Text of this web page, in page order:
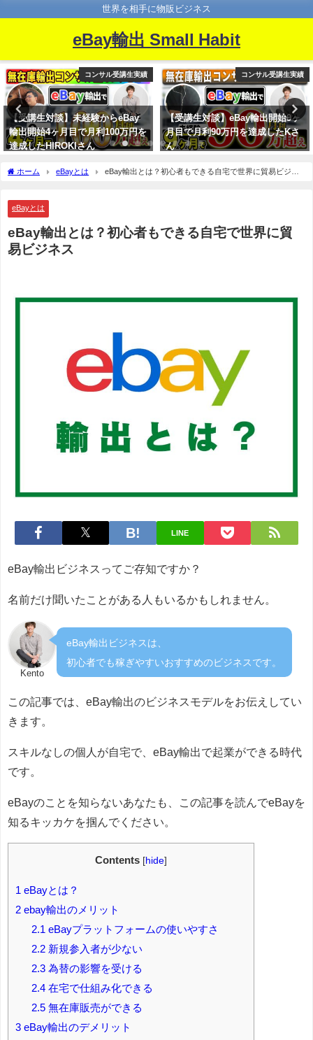
世界を相手に物販ビジネス
eBay輸出 Small Habit
コンサル受講生実績
【受講生対談】未経験からeBay
輸出開始4ヶ月目で月利100万円を
達成したHIROKIさん
コンサル受講生実績
【受講生対談】eBay輸出開始9ヶ
月目で月利90万円を達成したKさ
ん
ホーム eBayとは
eBay輸出とは？初心者もできる自宅で世界に貿易ビジネ
eBayとは
eBay輸出とは？初心者もできる自宅で世界に貿
易ビジネス
LINE
eBay輸出ビジネスってご存知ですか？
名前だけ聞いたことがある人もいるかもしれません。
Kento
eBay輸出ビジネスは、
初心者でも稼ぎやすいおすすめのビジネスです。
この記事では、eBay輸出のビジネスモデルをお伝えしてい
きます。
スキルなしの個人が自宅で、eBay輸出で起業ができる時代
です。
eBayのことを知らないあなたも、この記事を読んでeBayを
知るキッカケを掴んでください。
Contents [hide]
1 eBayとは？
2 ebay輸出のメリット
2.1 eBayプラットフォームの使いやすさ
2.2新規参入者が少ない
2.3為替の影響を受ける
2.4在宅で仕組み化できる
2.5無在庫販売ができる
3 eBay輸出のデメリット